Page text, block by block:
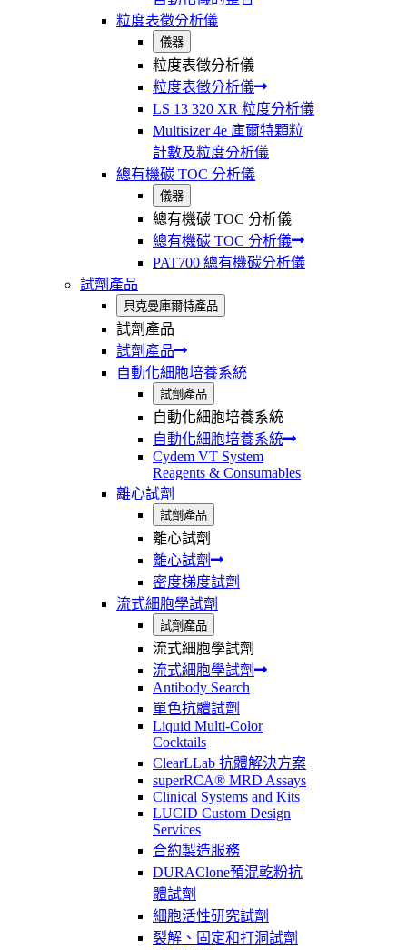
粒度表徵分析儀
儀器
粒度表徵分析儀
粒度表徵分析儀
LS 13 320 XR 粒度分析儀
Multisizer 4e 庫爾特顆粒
計數及粒度分析儀
總有機碳 TOC 分析儀
儀器
總有機碳 TOC 分析儀
總有機碳 TOC 分析儀
PAT700 總有機碳分析儀
試劑產品
貝克曼庫爾特產品
試劑產品
試劑產品
自動化細胞培養系統
試劑產品
自動化細胞培養系統
自動化細胞培養系統
Cydem VT System
Reagents & Consumables
離心試劑
試劑產品
離心試劑
離心試劑
密度梯度試劑
流式細胞學試劑
試劑產品
流式細胞學試劑
流式細胞學試劑
Antibody Search
單色抗體試劑
Liquid Multi-Color
Cocktails
ClearLLab 抗體解決方案
superRCA® MRD Assays
Clinical Systems and Kits
LUCID Custom Design
Services
合約製造服務
DURAClone預混乾粉抗
體試劑
細胞活性研究試劑
裂解、固定和打洞試劑